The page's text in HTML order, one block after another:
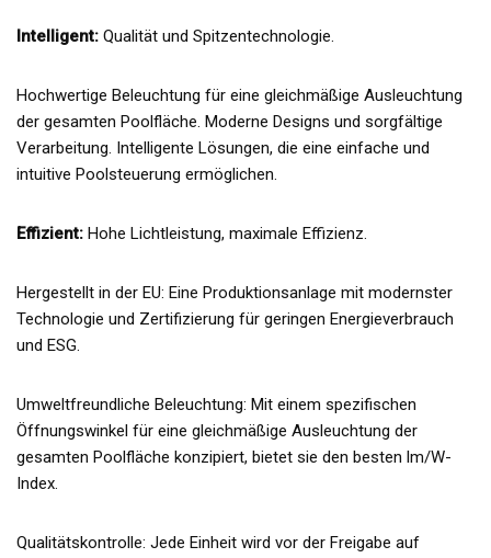
Intelligent: Qualität und Spitzentechnologie.
Hochwertige Beleuchtung für eine gleichmäßige Ausleuchtung
der gesamten Poolfläche. Moderne Designs und sorgfältige
Verarbeitung. Intelligente Lösungen, die eine einfache und
intuitive Poolsteuerung ermöglichen.
Effizient: Hohe Lichtleistung, maximale Effizienz.
Hergestellt in der EU: Eine Produktionsanlage mit modernster
Technologie und Zertifizierung für geringen Energieverbrauch
und ESG.
Umweltfreundliche Beleuchtung: Mit einem spezifischen
Öffnungswinkel für eine gleichmäßige Ausleuchtung der
gesamten Poolfläche konzipiert, bietet sie den besten lm/W-
Index.
Qualitätskontrolle: Jede Einheit wird vor der Freigabe auf